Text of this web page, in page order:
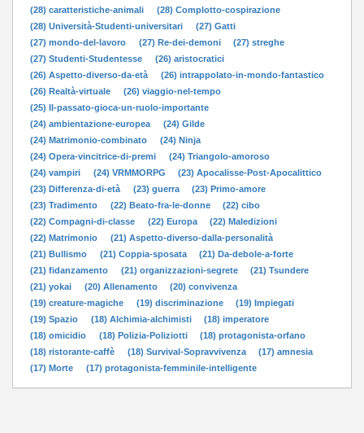
(28) caratteristiche-animali
(28) Complotto-cospirazione
(28) Università-Studenti-universitari
(27) Gatti
(27) mondo-del-lavoro
(27) Re-dei-demoni
(27) streghe
(27) Studenti-Studentesse
(26) aristocratici
(26) Aspetto-diverso-da-età
(26) intrappolato-in-mondo-fantastico
(26) Realtà-virtuale
(26) viaggio-nel-tempo
(25) Il-passato-gioca-un-ruolo-importante
(24) ambientazione-europea
(24) Gilde
(24) Matrimonio-combinato
(24) Ninja
(24) Opera-vincitrice-di-premi
(24) Triangolo-amoroso
(24) vampiri
(24) VRMMORPG
(23) Apocalisse-Post-Apocalittico
(23) Differenza-di-età
(23) guerra
(23) Primo-amore
(23) Tradimento
(22) Beato-fra-le-donne
(22) cibo
(22) Compagni-di-classe
(22) Europa
(22) Maledizioni
(22) Matrimonio
(21) Aspetto-diverso-dalla-personalità
(21) Bullismo
(21) Coppia-sposata
(21) Da-debole-a-forte
(21) fidanzamento
(21) organizzazioni-segrete
(21) Tsundere
(21) yokai
(20) Allenamento
(20) convivenza
(19) creature-magiche
(19) discriminazione
(19) Impiegati
(19) Spazio
(18) Alchimia-alchimisti
(18) imperatore
(18) omicidio
(18) Polizia-Poliziotti
(18) protagonista-orfano
(18) ristorante-caffè
(18) Survival-Sopravvivenza
(17) amnesia
(17) Morte
(17) protagonista-femminile-intelligente